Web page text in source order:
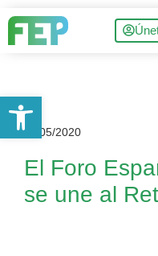
11/05/2020
El Foro
se une al
Abrir barra de herramientas